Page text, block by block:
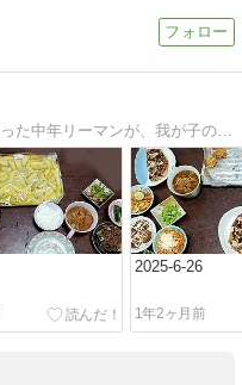
残念ながらシングルになってしまった中年リーマンが、我が子のために作る夕飯の記録。閉店間際のスーパーでゲットした半額食材を片手に子供の就寝時間を気にかけていつも慌ただしく調理する毎日。
2025-6-26
1年2ヶ月前